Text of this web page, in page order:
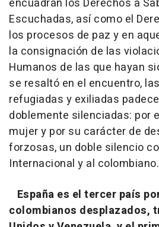
encuadran los Derechos a
Escuchadas, así como el
los procesos de paz y en
la consignación de las
Humanos de las que hayan
se resaltó en el encuentro,
refugiadas y exiliadas
doblemente silenciadas: por
mujer y por su carácter de
forzosas, un doble silencio
Internacional y al colombiano.
España es el tercer país
colombianos desplazados,